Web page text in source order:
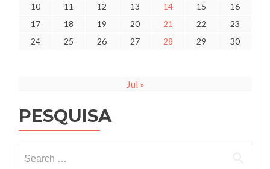
10
11 12 13 14 15
16
17
18 19 20 21 22
23
24
25 26 27 28 29 30
Jul »
PESQUISA
for: